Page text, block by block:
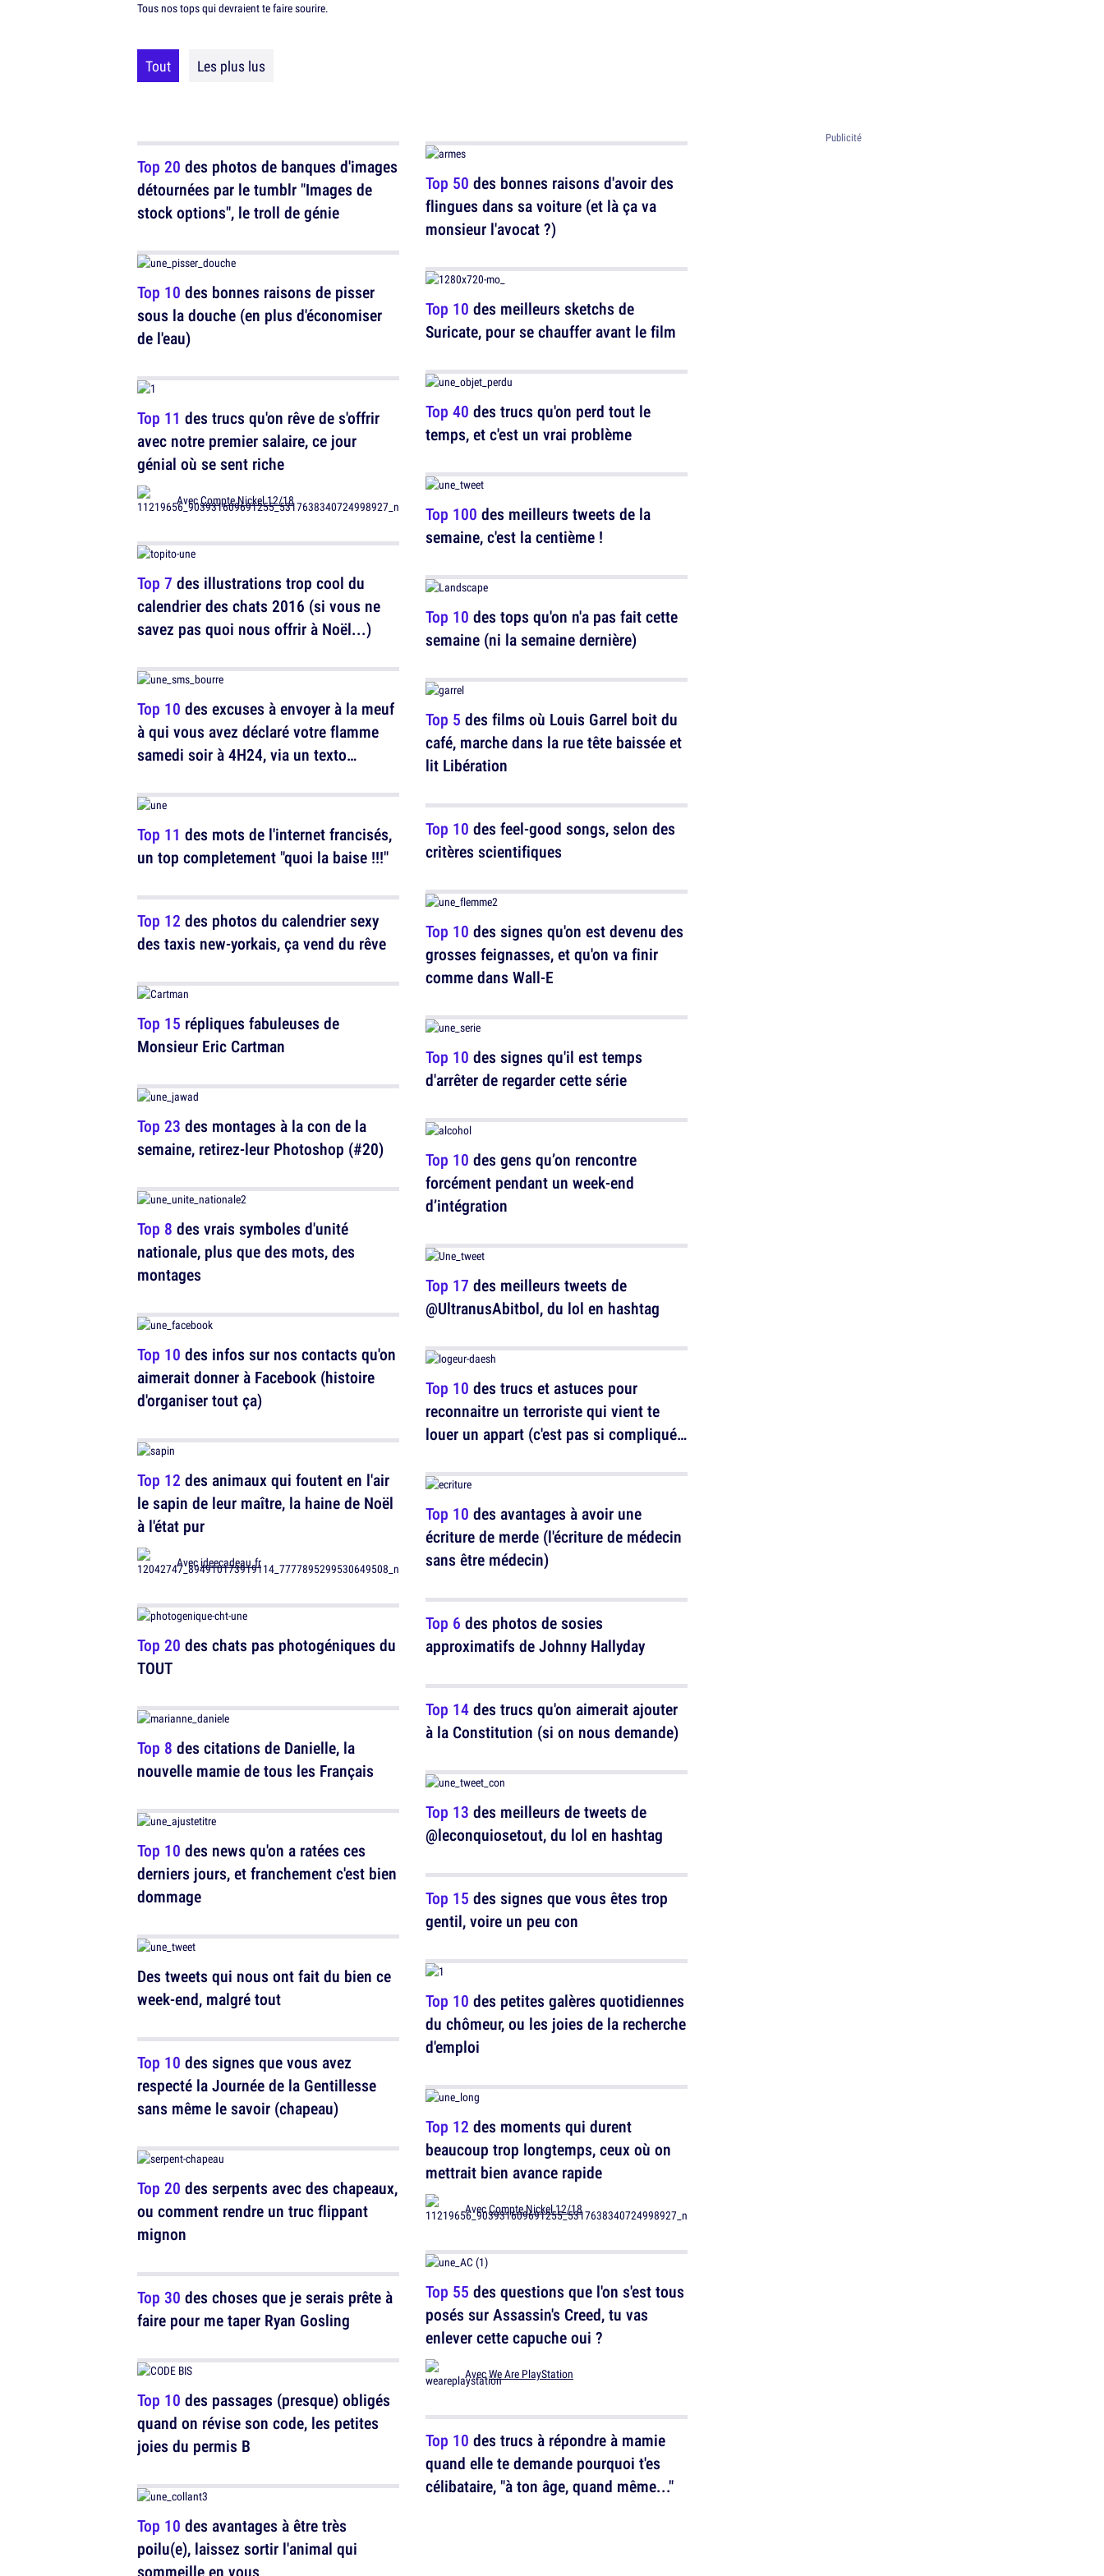
Tous nos tops qui devraient te faire sourire.
Tout Les plus lus
Top 20 des photos de banques d'images
détournées par le tumblr "Images de
stock options", le troll de génie
Top 10 des bonnes raisons de pisser
sous la douche (en plus d'économiser
de l'eau)
Top 11 des trucs qu'on rêve de s'offrir
avec notre premier salaire, ce jour
génial où se sent riche
AvecCompte Nickel 12/18
Top 7 des illustrations trop cool du
calendrier des chats 2016 (si vous ne
savez pas quoi nous offrir à Noël...)
Top 10 des excuses à envoyer à la meuf
à qui vous avez déclaré votre flamme
samedi soir à 4H24, via un texto
Top 11 des mots de l'internet francisés,
un top completement "quoi la baise !!!"
Top 12 des photos du calendrier sexy
des taxis new-yorkais, ça vend du rêve
Top 15 répliques fabuleuses de
Monsieur Eric Cartman
Top 23 des montages à la con de la
semaine, retirez-leur Photoshop (#20)
Top 8 des vrais symboles d'unité
nationale, plus que des mots, des
montages
Top 10 des infos sur nos contacts qu'on
aimerait donner à Facebook (histoire
d'organiser tout ça)
Top 12 des animaux qui foutent en l'air
le sapin de leur maître, la haine de Noël
à l'état pur
Avecideecadeau.fr
Top 20 des chats pas photogéniques du
TOUT
Top 8 des citations de Danielle, la
nouvelle mamie de tous les Français
Top 10 des news qu'on a ratées ces
derniers jours, et franchement c'est bien
dommage
Des tweets qui nous ont fait du bien ce
week-end, malgré tout
Top 10 des signes que vous avez
respecté la Journée de la Gentillesse
sans même le savoir (chapeau)
Top 20 des serpents avec des chapeaux,
ou comment rendre un truc flippant
mignon
Top 30 des choses que je serais prête à
faire pour me taper Ryan Gosling
Top 10 des passages (presque) obligés
quand on révise son code, les petites
joies du permis B
Top 10 des avantages à être très
poilu(e), laissez sortir l'animal qui
sommeille en vous
Top 50 des bonnes raisons d'avoir des
flingues dans sa voiture (et là ça va
monsieur l'avocat ?)
Top 10 des meilleurs sketchs de
Suricate, pour se chauffer avant le film
Top 40 des trucs qu'on perd tout le
temps, et c'est un vrai problème
Top 100 des meilleurs tweets de la
semaine, c'est la centième !
Top 10 des tops qu'on n'a pas fait cette
semaine (ni la semaine dernière)
Top 5 des films où Louis Garrel boit du
café, marche dans la rue tête baissée et
lit Libération
Top 10 des feel-good songs, selon des
critères scientifiques
Top 10 des signes qu'on est devenu des
grosses feignasses, et qu'on va finir
comme dans Wall-E
Top 10 des signes qu'il est temps
d'arrêter de regarder cette série
Top 10 des gens qu’on rencontre
forcément pendant un week-end
d’intégration
Top 17 des meilleurs tweets de
@UltranusAbitbol, du lol en hashtag
Top 10 des trucs et astuces pour
reconnaitre un terroriste qui vient te
louer un appart (c'est pas si compliqué
Top 10 des avantages à avoir une
écriture de merde (l'écriture de médecin
sans être médecin)
Top 6 des photos de sosies
approximatifs de Johnny Hallyday
Top 14des trucs qu'on aimerait ajouter
à la Constitution (si on nous demande)
Top 13 des meilleurs de tweets de
@leconquiosetout, du lol en hashtag
Top 15 des signes que vous êtes trop
gentil, voire un peu con
Top 10 des petites galères quotidiennes
du chômeur, ou les joies de la recherche
d'emploi
Top 12 des moments qui durent
beaucoup trop longtemps, ceux où on
mettrait bien avance rapide
AvecCompte Nickel 12/18
Top 55 des questions que l'on s'est tous
posés sur Assassin's Creed, tu vas
enlever cette capuche oui ?
AvecWe Are PlayStation
Top 10 des trucs à répondre à mamie
quand elle te demande pourquoi t'es
célibataire, "à ton âge, quand même..."